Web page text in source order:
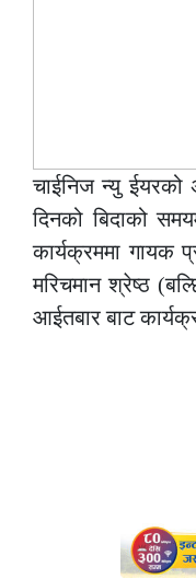
चाईनिज न्यु ईयरको
दिनको बिदाको
कार्यक्रममा गायक
मरिचमान श्रेष्ठ
आईतबार बाट